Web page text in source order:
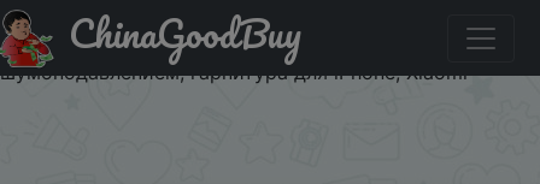
Придбати по знижці $6/$6 Беспроводные наушники
Remax TWS, Bluetooth 5,1, стерео наушники-вкладыши с
шумоподавлением, гарнитура для iPhone, Xiaomi
ChinaGoodBuy